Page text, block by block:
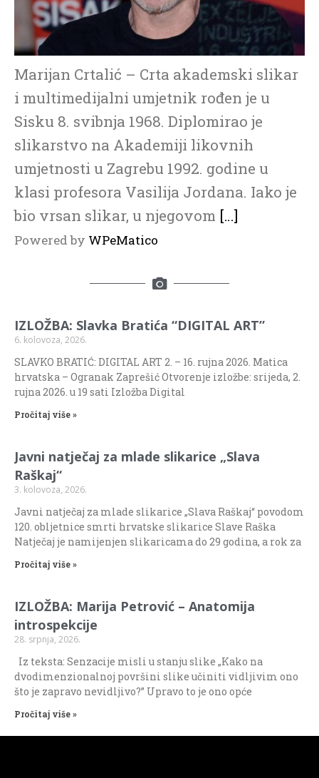
Marijan Crtalić – Crta akademski slikar
i multimedijalni umjetnik rođen je u
Sisku 8. svibnja 1968. Diplomirao je
slikarstvo na Akademiji likovnih
umjetnosti u Zagrebu 1992. godine u
klasi profesora Vasilija Jordana. Iako je
bio vrsan slikar, u njegovom […]
Powered by WPeMatico
IZLOŽBA: Slavka Bratića “DIGITAL ART”
6. kolovoza, 2026.
SLAVKO BRATIĆ: DIGITAL ART 2. – 16. rujna 2026. Matica
hrvatska – Ogranak Zaprešić Otvorenje izložbe: srijeda, 2.
rujna 2026. u 19 sati Izložba Digital
Pročitaj više »
Javni natječaj za mlade slikarice „Slava
Raškaj“
3. kolovoza, 2026.
Javni natječaj za mlade slikarice „Slava Raškaj“ povodom
120. obljetnice smrti hrvatske slikarice Slave Raška
Natječaj je namijenjen slikaricama do 29 godina, a rok za
Pročitaj više »
IZLOŽBA: Marija Petrović – Anatomija
introspekcije
28. srpnja, 2026.
Iz teksta: Senzacije misli u stanju slike „Kako na
dvodimenzionalnoj površini slike učiniti vidljivim ono
što je zapravo nevidljivo?” Upravo to je ono opće
Pročitaj više »